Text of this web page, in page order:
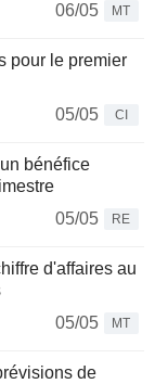
06/05
MT
pour le premier
05/05
CI
bénéfice
05/05
RE
d'affaires au
05/05
MT
de